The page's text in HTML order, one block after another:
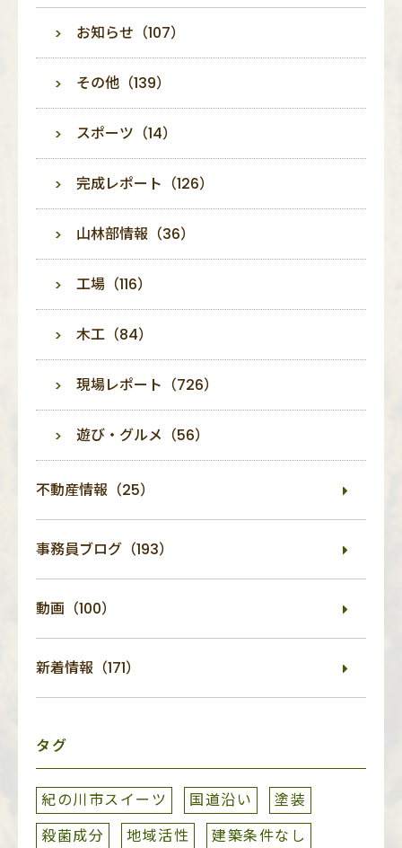
お知らせ（107）
その他（139）
スポーツ（14）
完成レポート（126）
山林部情報（36）
工場（116）
木工（84）
現場レポート（726）
遊び・グルメ（56）
不動産情報（25）
事務員ブログ（193）
動画（100）
新着情報（171）
タグ
紀の川市スイーツ 国道沿い
塗装
殺菌成分
地域活性
建築条件なし